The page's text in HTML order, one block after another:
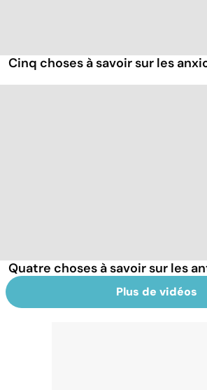
Cinq choses à savoir sur les
Quatre choses à savoir sur les
Plus de vidéos